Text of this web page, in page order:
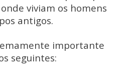
viviam os homens
antigos.
importante
seguintes: